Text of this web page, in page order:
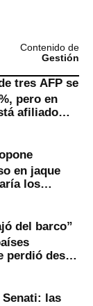
Contenido de
Gestión
tres AFP se
pero en
afiliado
en jaque
los
del barco”
perdió desde
Senati: las